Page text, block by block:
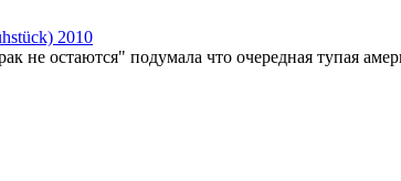
не остаются" подумала что очередная тупая